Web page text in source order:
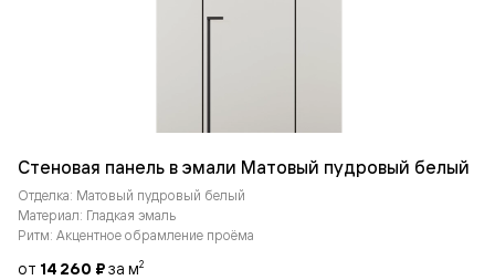
Стеновая панель в эмали Матовый пудровый белый
Отделка: Матовый пудровый белый
Материал: Гладкая эмаль
Ритм: Акцентное обрамление проёма
от 14 260 ₽за м2